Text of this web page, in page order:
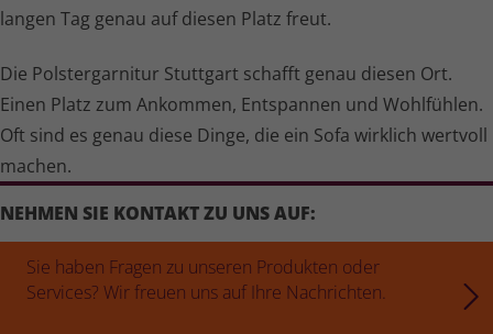
langen Tag genau auf diesen Platz freut.
Die Polster­garnitur Stuttgart schafft genau diesen Ort.
Einen Platz zum Ankommen, Entspannen und Wohlfühlen.
Oft sind es genau diese Dinge, die ein Sofa wirklich wertvoll
machen.
NEHMEN SIE KONTAKT ZU UNS AUF:
Sie haben Fragen zu unseren Produkten oder
Services? Wir freuen uns auf Ihre Nachrichten.